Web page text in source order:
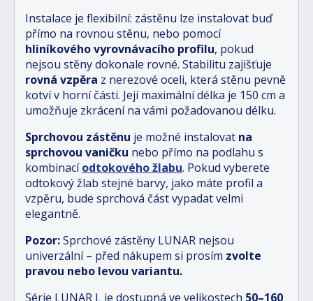
Instalace je flexibilní: zástěnu lze instalovat buď
přímo na rovnou stěnu, nebo pomocí
hliníkového vyrovnávacího profilu, pokud
nejsou stěny dokonale rovné. Stabilitu zajišťuje
rovná vzpěra z nerezové oceli, která stěnu pevně
kotví v horní části. Její maximální délka je 150 cm a
umožňuje zkrácení na vámi požadovanou délku.
Sprchovou zástěnu je možné instalovat na
sprchovou vaničku nebo přímo na podlahu s
kombinací odtokového žlabu. Pokud vyberete
odtokový žlab stejné barvy, jako máte profil a
vzpěru, bude sprchová část vypadat velmi
elegantně.
Pozor:Sprchové zástěny LUNAR nejsou
univerzální – před nákupem si prosím zvolte
pravou nebo levou variantu.
Série LUNAR L je dostupná ve velikostech 50–160